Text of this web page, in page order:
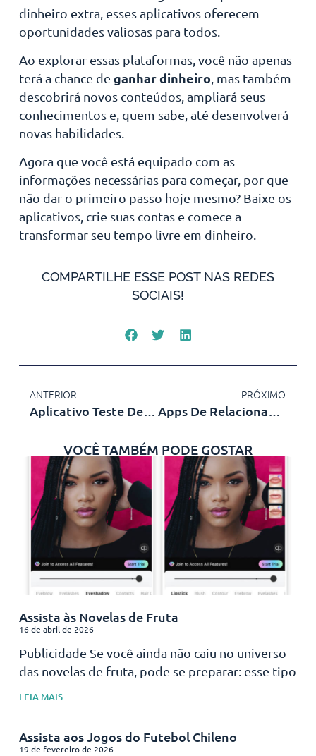
dinheiro extra, esses aplicativos oferecem
oportunidades valiosas para todos.
Ao explorar essas plataformas, você não apenas
terá a chance de ganhar dinheiro , mas também
descobrirá novos conteúdos, ampliará seus
conhecimentos e, quem sabe, até desenvolverá
novas habilidades.
Agora que você está equipado com as
informações necessárias para começar, por que
não dar o primeiro passo hoje mesmo? Baixe os
aplicativos, crie suas contas e comece a
transformar seu tempo livre em dinheiro.
COMPARTILHE ESSE POST NAS REDES
SOCIAIS!
ANTERIOR
Aplicativo Teste De Gravidez Virtual
PRÓXIMO
Apps De Relacionamento – O Amor Esta A Um Toque
VOCÊ TAMBÉM PODE GOSTAR
Assista às Novelas de Fruta
16 de abril de 2026
Publicidade Se você ainda não caiu no universo
das novelas de fruta, pode se preparar: esse tipo
LEIA MAIS
Assista aos Jogos do Futebol Chileno
19 de fevereiro de 2026